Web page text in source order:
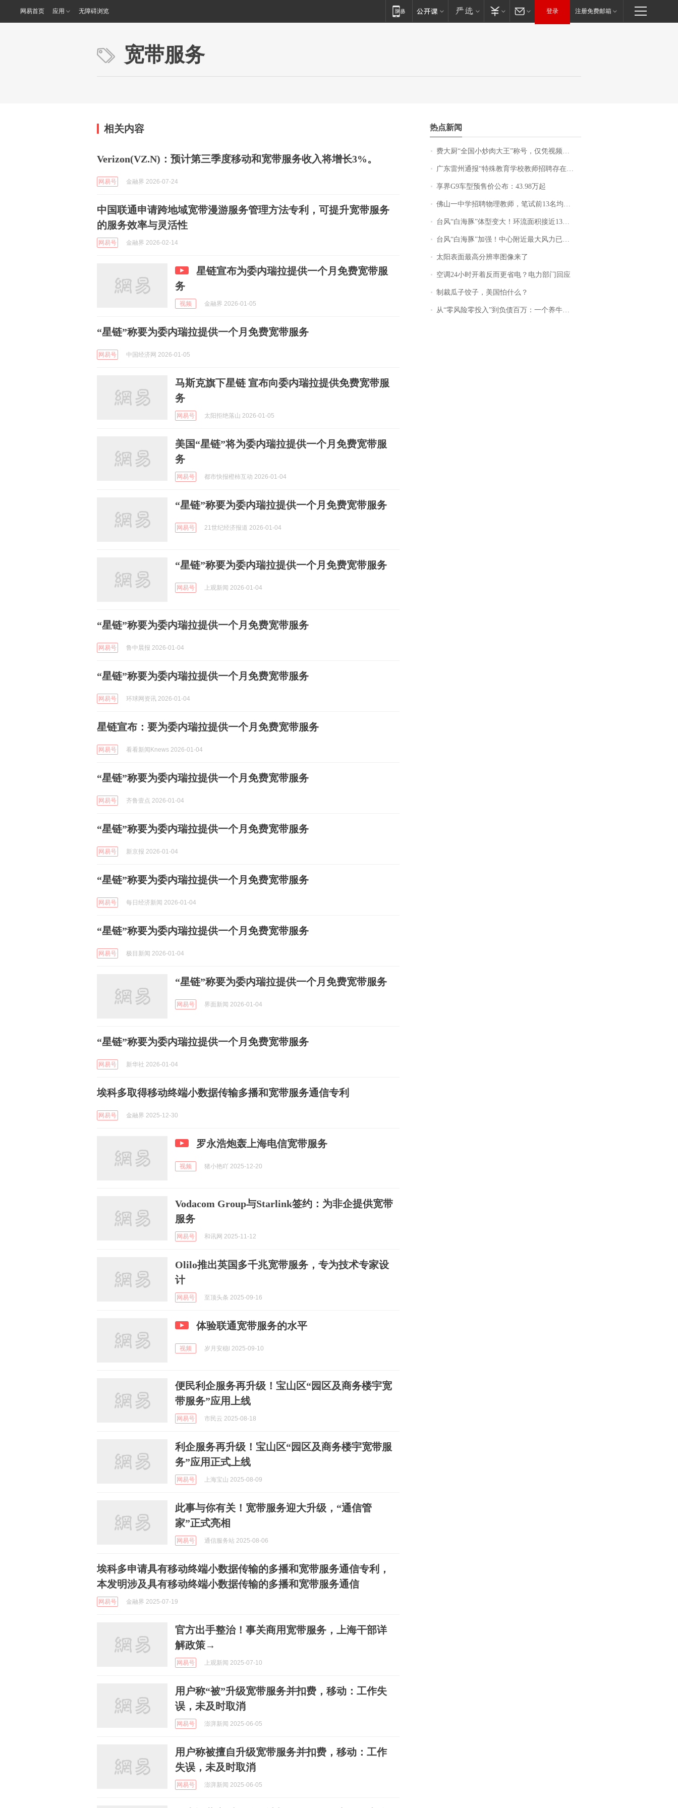
网易首页 应用 无障碍浏览 登录 注册免费邮箱
宽带服务
相关内容
Verizon(VZ.N)：预计第三季度移动和宽带服务收入将增长3%。
网易号 金融界 2026-07-24
中国联通申请跨地域宽带漫游服务管理方法专利，可提升宽带服务
的服务效率与灵活性
网易号 金融界 2026-02-14
星链宣布为委内瑞拉提供一个月免费宽带服
务
视频 金融界 2026-01-05
“星链”称要为委内瑞拉提供一个月免费宽带服务
网易号 中国经济网 2026-01-05
马斯克旗下星链 宣布向委内瑞拉提供免费宽带服
务
网易号 太阳拒绝落山 2026-01-05
美国“星链”将为委内瑞拉提供一个月免费宽带服
务
网易号 都市快报橙柿互动 2026-01-04
“星链”称要为委内瑞拉提供一个月免费宽带服务
网易号 21世纪经济报道 2026-01-04
“星链”称要为委内瑞拉提供一个月免费宽带服务
网易号 上观新闻 2026-01-04
“星链”称要为委内瑞拉提供一个月免费宽带服务
网易号 鲁中晨报 2026-01-04
“星链”称要为委内瑞拉提供一个月免费宽带服务
网易号 环球网资讯 2026-01-04
星链宣布：要为委内瑞拉提供一个月免费宽带服务
网易号 看看新闻Knews 2026-01-04
“星链”称要为委内瑞拉提供一个月免费宽带服务
网易号 齐鲁壹点 2026-01-04
“星链”称要为委内瑞拉提供一个月免费宽带服务
网易号 新京报 2026-01-04
“星链”称要为委内瑞拉提供一个月免费宽带服务
网易号 每日经济新闻 2026-01-04
“星链”称要为委内瑞拉提供一个月免费宽带服务
网易号 极目新闻 2026-01-04
“星链”称要为委内瑞拉提供一个月免费宽带服务
网易号 界面新闻 2026-01-04
“星链”称要为委内瑞拉提供一个月免费宽带服务
网易号 新华社 2026-01-04
埃科多取得移动终端小数据传输多播和宽带服务通信专利
网易号 金融界 2025-12-30
罗永浩炮轰上海电信宽带服务
视频 猪小艳吖 2025-12-20
Vodacom Group与Starlink签约：为非企提供宽带
服务
网易号 和讯网 2025-11-12
Olilo推出英国多千兆宽带服务，专为技术专家设
计
网易号 至顶头条 2025-09-16
体验联通宽带服务的水平
视频 岁月安稳l 2025-09-10
便民利企服务再升级！宝山区“园区及商务楼宇宽
带服务”应用上线
网易号 市民云 2025-08-18
利企服务再升级！宝山区“园区及商务楼宇宽带服
务”应用正式上线
网易号 上海宝山 2025-08-09
此事与你有关！宽带服务迎大升级，“通信管
家”正式亮相
网易号 通信服务站 2025-08-06
埃科多申请具有移动终端小数据传输的多播和宽带服务通信专利，
本发明涉及具有移动终端小数据传输的多播和宽带服务通信
网易号 金融界 2025-07-19
官方出手整治！事关商用宽带服务，上海干部详
解政策→
网易号 上观新闻 2025-07-10
用户称“被”升级宽带服务并扣费，移动：工作失
误，未及时取消
网易号 澎湃新闻 2025-06-05
用户称被擅自升级宽带服务并扣费，移动：工作
失误，未及时取消
网易号 澎湃新闻 2025-06-05
热点新闻
费大厨“全国小炒肉大王”称号，仅凭视频评出？中国烹饪协会回应
广东雷州通报“特殊教育学校教师招聘存在违规行为”：已启动问责程序 副校长被停职
享界G9车型预售价公布：43.98万起
佛山一中学招聘物理教师，笔试前13名均遭淘汰？教育局：已叫停招聘，成立调查组全面核查
台风“白海豚”体型变大！环流面积接近13个浙江那么大
台风“白海豚”加强！中心附近最大风力已达15级 最新研判
太阳表面最高分辨率图像来了
空调24小时开着反而更省电？电力部门回应
制裁瓜子饺子，美国怕什么？
从“零风险零投入”到负债百万：一个养牛项目崩盘后，谁该为农户的贷款买单丨红星调查